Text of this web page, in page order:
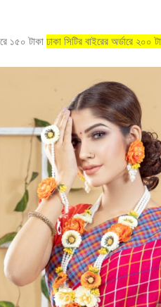
১৫০ টাকা ঢাকা সিটির বাইরের অর্ডারে ২০০